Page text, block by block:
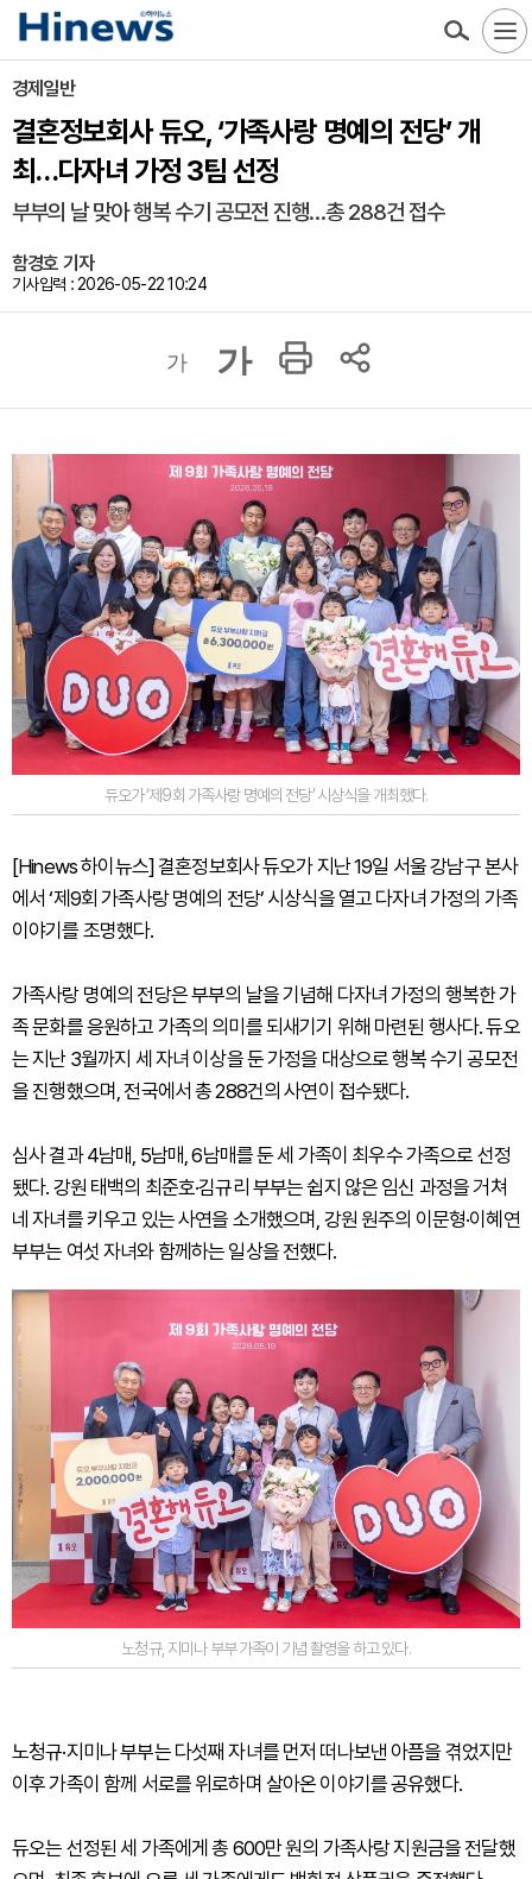
경제일반
결혼정보회사 듀오, ‘가족사랑 명예의 전당’ 개
최…다자녀 가정 3팀 선정
부부의 날 맞아 행복 수기 공모전 진행…총 288건 접수
함경호 기자
기사입력 : 2026-05-22 10:24
가 가
듀오가 ‘제9회 가족사랑 명예의 전당’ 시상식을 개최했다.
[Hinews 하이뉴스] 결혼정보회사 듀오가 지난 19일 서울 강남구 본사
에서 ‘제9회 가족사랑 명예의 전당’ 시상식을 열고 다자녀 가정의 가족
이야기를 조명했다.
가족사랑 명예의 전당은 부부의 날을 기념해 다자녀 가정의 행복한 가
족 문화를 응원하고 가족의 의미를 되새기기 위해 마련된 행사다. 듀오
는 지난 3월까지 세 자녀 이상을 둔 가정을 대상으로 행복 수기 공모전
을 진행했으며, 전국에서 총 288건의 사연이 접수됐다.
심사 결과 4남매, 5남매, 6남매를 둔 세 가족이 최우수 가족으로 선정
됐다. 강원 태백의 최준호·김규리 부부는 쉽지 않은 임신 과정을 거쳐
네 자녀를 키우고 있는 사연을 소개했으며, 강원 원주의 이문형·이혜연
부부는 여섯 자녀와 함께하는 일상을 전했다.
노청규, 지미나 부부 가족이 기념 촬영을 하고 있다.
노청규·지미나 부부는 다섯째 자녀를 먼저 떠나보낸 아픔을 겪었지만
이후 가족이 함께 서로를 위로하며 살아온 이야기를 공유했다.
듀오는 선정된 세 가족에게 총 600만 원의 가족사랑 지원금을 전달했